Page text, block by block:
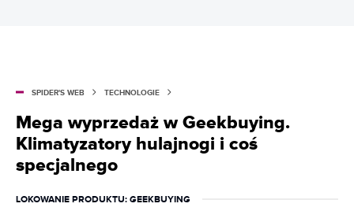
SPIDER'S WEB TECHNOLOGIE
Mega wyprzedaż w Geekbuying.
Klimatyzatory hulajnogi i coś
specjalnego
LOKOWANIE PRODUKTU: GEEKBUYING